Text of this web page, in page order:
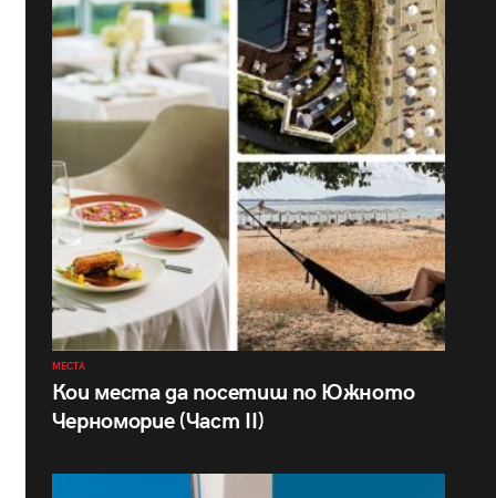
МЕСТА
Кои места да посетиш по Южното
Черноморие (Част II)